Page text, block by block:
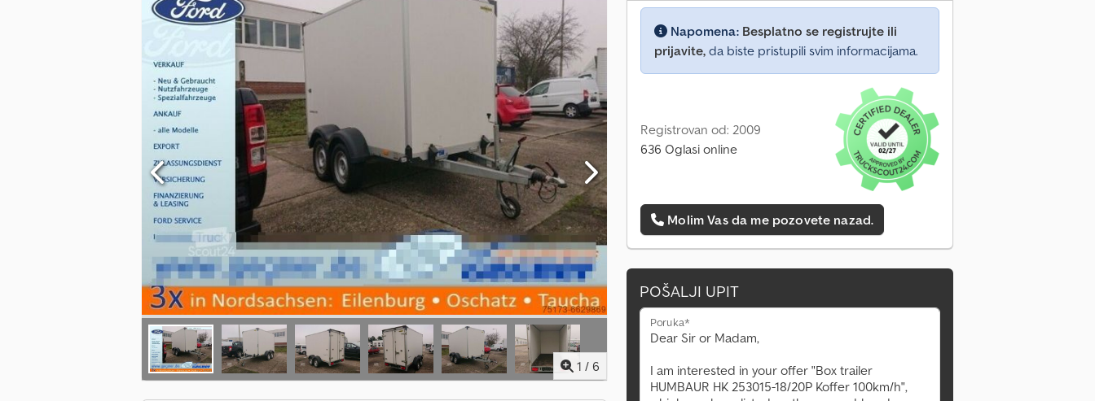
1 / 6
Napomena: Besplatno se registrujte ili
prijavite, da biste pristupili svim informacijama.
Registrovan od: 2009
636 Oglasi online
Molim Vas da me pozovete nazad.
POŠALJI UPIT
Poruka*